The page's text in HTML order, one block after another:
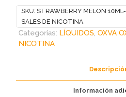
OXVA
OX
PASSION
SALES
SKU: STRAWBERRY MELON
SALES DE NICOTINA
Categorías: LÍQUIDOS, OXVA
NICOTINA
Información